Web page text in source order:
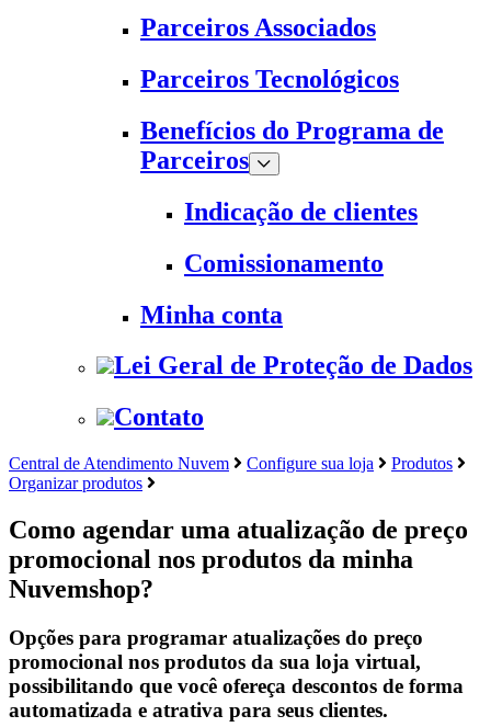
Parceiros Associados
Parceiros Tecnológicos
Benefícios do Programa de
Parceiros
Indicação de clientes
Comissionamento
Minha conta
Lei Geral de Proteção de Dados
Contato
Central de Atendimento Nuvem Configure sua loja
Produtos
Organizar produtos
Como agendar uma atualização de preço
promocional nos produtos da minha
Nuvemshop?
Opções para programar atualizações do preço
promocional nos produtos da sua loja virtual,
possibilitando que você ofereça descontos de forma
automatizada e atrativa para seus clientes.